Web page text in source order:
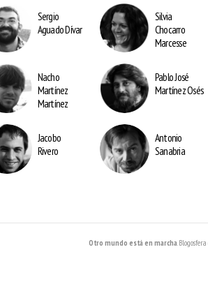
Sergio
Aguado Dívar
Silvia
Chocarro
Marcesse
Nacho
Martínez
Martínez
Pablo José
Martínez Osés
Jacobo
Rivero
Antonio
Sanabria
Otro mundo está en marcha.